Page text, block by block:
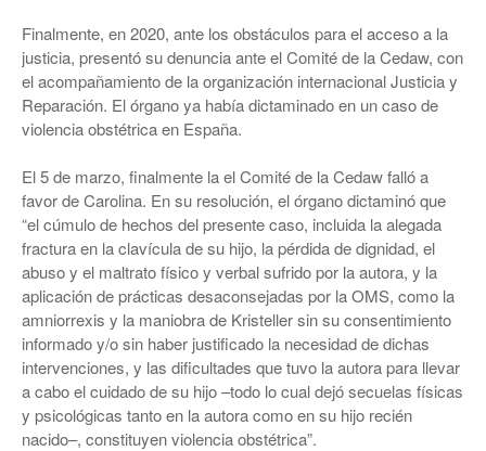
Finalmente, en 2020, ante los obstáculos para el acceso a la
justicia, presentó su denuncia ante el Comité de la Cedaw, con
el acompañamiento de la organización internacional Justicia y
Reparación. El órgano ya había dictaminado en un caso de
violencia obstétrica en España.
El 5 de marzo, finalmente la el Comité de la Cedaw falló a
favor de Carolina. En su resolución, el órgano dictaminó que
“el cúmulo de hechos del presente caso, incluida la alegada
fractura en la clavícula de su hijo, la pérdida de dignidad, el
abuso y el maltrato físico y verbal sufrido por la autora, y la
aplicación de prácticas desaconsejadas por la OMS, como la
amniorrexis y la maniobra de Kristeller sin su consentimiento
informado y/o sin haber justificado la necesidad de dichas
intervenciones, y las dificultades que tuvo la autora para llevar
a cabo el cuidado de su hijo –todo lo cual dejó secuelas físicas
y psicológicas tanto en la autora como en su hijo recién
nacido–, constituyen violencia obstétrica”.